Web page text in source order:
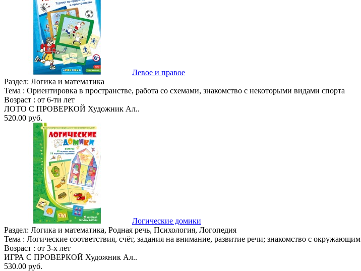
Левое и правое
Раздел: Логика и математика
Тема : Ориентировка в пространстве, работа со схемами, знакомство с некоторыми видами спорта
Возраст : от 6-ти лет
ЛОТО С ПРОВЕРКОЙ Художник Ал..
520.00 руб.
Логические домики
Раздел: Логика и математика, Родная речь, Психология, Логопедия
Тема : Логические соответствия, счёт, задания на внимание, развитие речи; знакомство с окружающим
Возраст : от 3-х лет
ИГРА С ПРОВЕРКОЙ Художник Ал..
530.00 руб.